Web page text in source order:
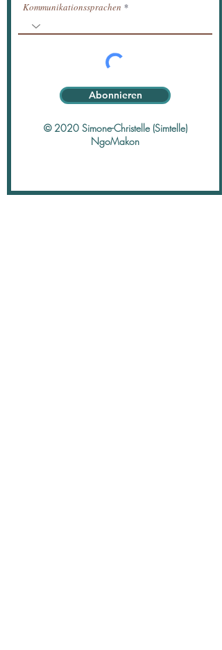
Kommunikationssprachen
Abonnieren
© 2020 Simone-Christelle (Simtelle)
NgoMakon